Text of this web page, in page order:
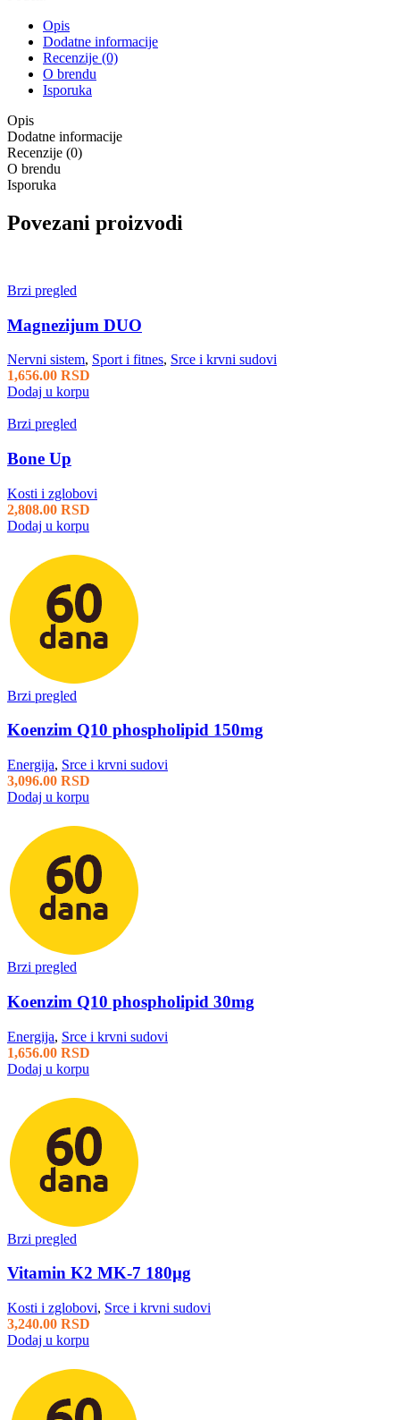
Opis
Dodatne informacije
Recenzije (0)
O brendu
Isporuka
Opis
Dodatne informacije
Recenzije (0)
O brendu
Isporuka
Povezani proizvodi
Brzi pregled
Magnezijum DUO
Nervni sistem, Sport i fitnes, Srce i krvni sudovi
1,656.00 RSD
Dodaj u korpu
Brzi pregled
Bone Up
Kosti i zglobovi
2,808.00 RSD
Dodaj u korpu
Brzi pregled
Koenzim Q10 phospholipid 150mg
Energija, Srce i krvni sudovi
3,096.00 RSD
Dodaj u korpu
Brzi pregled
Koenzim Q10 phospholipid 30mg
Energija, Srce i krvni sudovi
1,656.00 RSD
Dodaj u korpu
Brzi pregled
Vitamin K2 MK-7 180µg
Kosti i zglobovi, Srce i krvni sudovi
3,240.00 RSD
Dodaj u korpu